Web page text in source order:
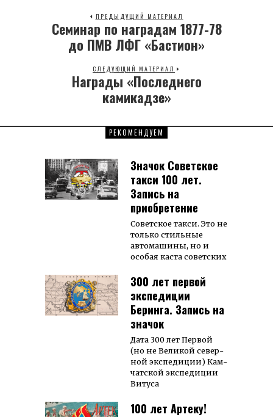
ПРЕДЫДУЩИЙ МАТЕРИАЛ
Previous
post:
Семинар по наградам 1877-78
до ПМВ ЛФГ «Бастион»
СЛЕДУЮЩИЙ МАТЕРИАЛ
Next
Награды «Последнего
камикадзе»
РЕКОМЕНДУЕМ
Значок Советское
такси 100 лет.
Запись на
приобретение
Советское такси. Это не
только стильные
автомашины, но и
особая каста советских
300 лет первой
экспедиции
Беринга. Запись на
значок
Дата 300 лет Первой
(но не Великой се­вер­
ной экс­пе­ди­ции) Кам­
чат­ской экс­пе­ди­ции
Витуса
100 лет Артеку!